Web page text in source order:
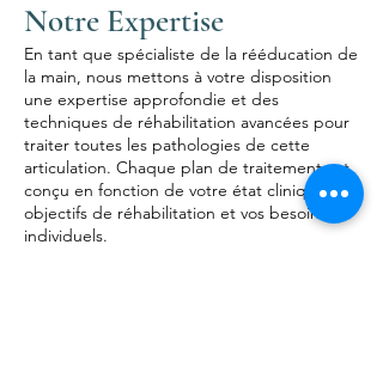
Notre Expertise
En tant que spécialiste de la rééducation de
la main, nous mettons à votre disposition
une expertise approfondie et des
techniques de réhabilitation avancées pour
traiter toutes les pathologies de cette
articulation. Chaque plan de traitement est
conçu en fonction de votre état clinique, vos
objectifs de réhabilitation et vos besoins
individuels.